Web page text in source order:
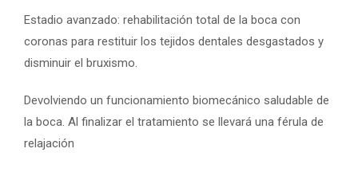
Estadio avanzado: rehabilitación total de la boca con
coronas para restituir los tejidos dentales desgastados y
disminuir el bruxismo.
Devolviendo un funcionamiento biomecánico saludable de
la boca. Al finalizar el tratamiento se llevará una férula de
relajación